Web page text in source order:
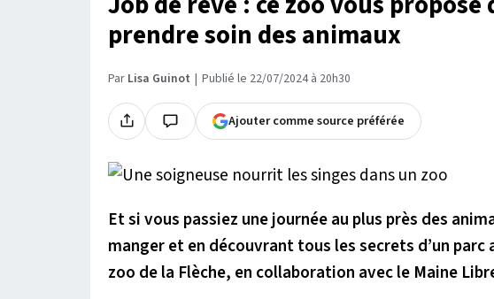
prendre soin des animaux
Par Lisa Guinot Publié le 22/07/2024 à 20h30
Ajouter comme source préférée
Et si vous passiez une journée au plus près des
manger et en découvrant tous les secrets d’un parc
zoo de la Flèche, en collaboration avec le Maine